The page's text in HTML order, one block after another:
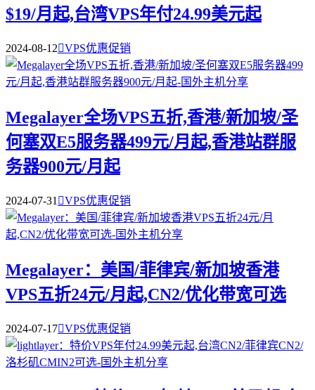
$19/月起,台湾VPS年付24.99美元起
2024-08-12VPS优惠促销
Megalayer全场VPS五折,香港/新加坡/圣
何塞双E5服务器499元/月起,香港站群服
务器900元/月起
2024-07-31 VPS优惠促销
Megalayer：美国/菲律宾/新加坡香港
VPS五折24元/月起,CN2/优化带宽可选
2024-07-17VPS优惠促销